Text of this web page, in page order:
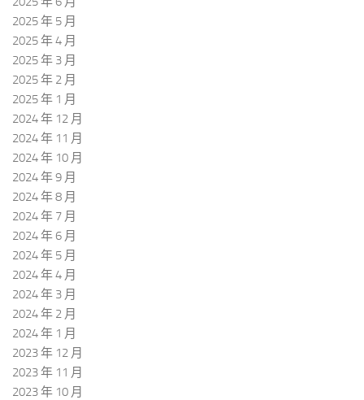
2025 年 5 月
2025 年 4 月
2025 年 3 月
2025 年 2 月
2025 年 1 月
2024 年 12 月
2024 年 11 月
2024 年 10 月
2024 年 9 月
2024 年 8 月
2024 年 7 月
2024 年 6 月
2024 年 5 月
2024 年 4 月
2024 年 3 月
2024 年 2 月
2024 年 1 月
2023 年 12 月
2023 年 11 月
2023 年 10 月